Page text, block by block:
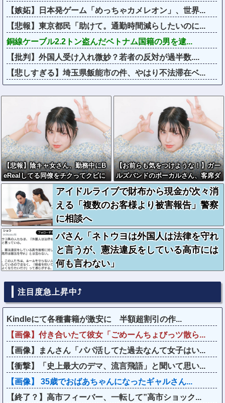
【嫉妬】日本発ゲーム「めっちゃカメレオン」、世界...
【悲報】東京都民「助けて。通勤時間減らしたいのに...
銅線ケーブル2.2トン盗んだベトナム国籍の男を逮...
【批判】外国人受け入れ微妙？若者の反対が過半数....
【悲しすぎる】埼玉県飯能市の件、やはり不法滞在ベ...
【悲報】陰キャ女さん、勤務中にB
eRealしてる同僚をチクってクビに
させたエピソードを大公開←これガ
チだと思う？？？？？
【お前らも気をつけような！】ガー
ルズバンドのボーカルさん、客席ダ
イブした結果『こう』なってしまい
お気持ち表明してしまう…
アイドルライブで財布から現金が次々消
える「複数のお客様より被害報告」警察
に相談へ
パさん「ネトウヨは外国人は法律を守れ
と言うが、憲法違反をしている高市には
何も言わない」
注目度急上昇中⤴
Kindleにて各種書籍が激安に 半額超割引の作...
【画像】付き合いたて彼女「ごめーんちょびっツ散ら...
【画像】まんさん「パパ活してた過去なんて女子はい...
【衝撃】「史上最大のデマ、流言飛語」と聞いて思い...
【画像】 35歳でおばあちゃんになったギャルさん...
【終了？】高市フィーバー、一転して”高市ショック...